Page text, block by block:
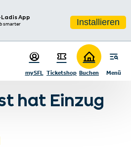
App
smarter Installieren
Menü
mySFL Ticketshop Buchen
hat Einzug